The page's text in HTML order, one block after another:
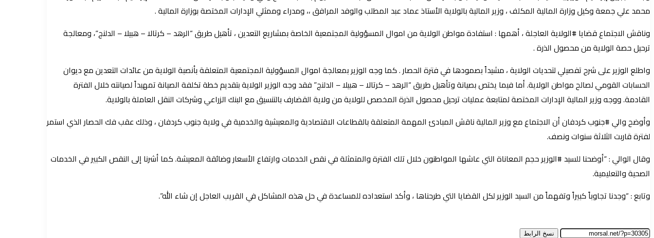
محمد علي جمعة وكيل وزارة المالية المكلف ، وزير المالية بالولاية الأستاذ عماد عبد المطلب والوفد المرافق ،، ومدراء وممثلي الإدارات المختصة بوزارة المالية .
وناقش الاجتماع قضايا #الولاية العاجلة ، أهمها : استفادة مواطن الولاية من اموال المسؤولية المجتمعية الخاصة بمشاريع التعدين ، تأهيل طريق “الرهد – كرتالا – هبيلا – الدلنج”، ومعالجة
ترحيل حصة الولاية من محصول الذرة .
واطلع الوزير على شرح تفصيلي لتحديات الولاية ، مشيداً بصمودها في فترة الحصار . كما وجه الوزير بمعالجة اموال المسؤولية المجتمعية المتعلقة بأنصبة الولاية من عائدات التعدين مع ديوان
الحسابات القومي لصالح مواطن الولاية. أما فيما يختص بصيانة وتأهيل طريق “الرهد – كرتالا – هبيلا – الدلنج” فقد وجه الوزير الولاية بتقديم خطة تكلفة الصيانة تمهيداً لصيانته خلال الفترة
القادمة. ووجه وزير المالية الإدارات المختصة لمتابعة عمليات ترحيل محصول الذرة المخصص للولاية من ولاية القضارف بالتنسيق مع البنك الزراعي وشركات النقل العاملة بالولاية.
وأوضح والي #جنوب كردفان أن الاجتماع مع وزير المالية ناقش المبادئ المهمة المتعلقة بالقطاعات الاقتصادية والمعيشية والخدمية في ولاية جنوب كردفان ، وذلك عقب فك الحصار الذي استمر
لفترة قاربت الثلاثة سنوات ونصف.
وقال الوالي : “أوضحنا للسيد #الوزير حجم المعاناة التي عاشها المواطنون خلال تلك الفترة والمتمثلة في نقص الخدمات وارتفاع الأسعار وضائقة المعيشة. كما أشرنا إلى النقص الكبير في الخدمات
الصحية والتعليمية.
وتابع : “وجدنا تجاوباً كبيراً وتفهماً من السيد الوزير لكل القضايا التي طرحناها ، وأكد استعداده للمساعدة في حل هذه المشاكل في القريب العاجل إن شاء الله”.
نسخ الرابط